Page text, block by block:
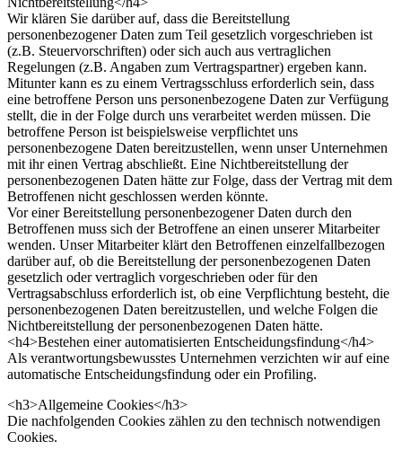
Wir klären Sie darüber auf, dass die Bereitstellung
personenbezogener Daten zum Teil gesetzlich vorgeschrieben ist
(z.B. Steuervorschriften) oder sich auch aus vertraglichen
Regelungen (z.B. Angaben zum Vertragspartner) ergeben kann.
Mitunter kann es zu einem Vertragsschluss erforderlich sein, dass
eine betroffene Person uns personenbezogene Daten zur Verfügung
stellt, die in der Folge durch uns verarbeitet werden müssen. Die
betroffene Person ist beispielsweise verpflichtet uns
personenbezogene Daten bereitzustellen, wenn unser Unternehmen
mit ihr einen Vertrag abschließt. Eine Nichtbereitstellung der
personenbezogenen Daten hätte zur Folge, dass der Vertrag mit dem
Betroffenen nicht geschlossen werden könnte.
Vor einer Bereitstellung personenbezogener Daten durch den
Betroffenen muss sich der Betroffene an einen unserer Mitarbeiter
wenden. Unser Mitarbeiter klärt den Betroffenen einzelfallbezogen
darüber auf, ob die Bereitstellung der personenbezogenen Daten
gesetzlich oder vertraglich vorgeschrieben oder für den
Vertragsabschluss erforderlich ist, ob eine Verpflichtung besteht, die
personenbezogenen Daten bereitzustellen, und welche Folgen die
Nichtbereitstellung der personenbezogenen Daten hätte.
<h4>Bestehen einer automatisierten Entscheidungsfindung</h4>
Als verantwortungsbewusstes Unternehmen verzichten wir auf eine
automatische Entscheidungsfindung oder ein Profiling.
<h3>Allgemeine Cookies</h3>
Die nachfolgenden Cookies zählen zu den technisch notwendigen
Cookies.